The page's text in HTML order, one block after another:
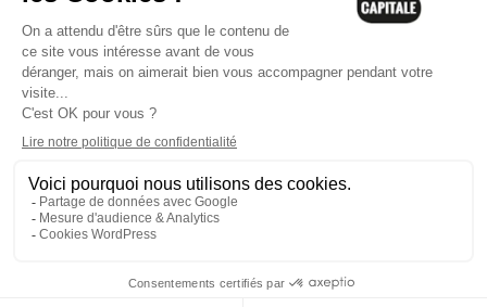
Contactez-nous-Mentions légales-CGV-Politique de
confidentialité-Gestion des cookies
Cedex 06